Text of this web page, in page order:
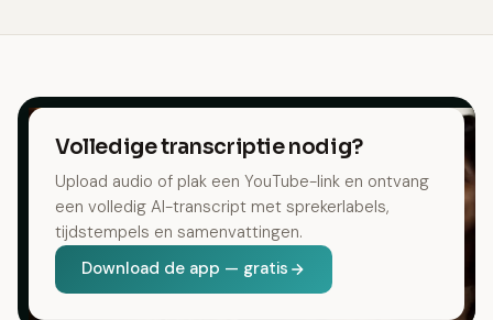
Volledige transcriptie nodig?
Upload audio of plak een YouTube-link en ontvang
een volledig AI-transcript met sprekerlabels,
tijdstempels en samenvattingen.
Download de app — gratis